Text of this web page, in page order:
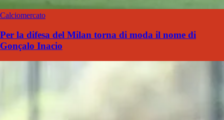
Calciomercato
Per la difesa del Milan torna di moda il nome di
Gonçalo Inacio